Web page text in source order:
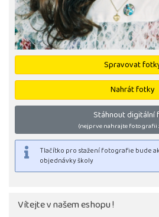
Spravovat
Nahrát fotky
Stáhnout digitální
(nejprve nahrajte fotografii
Vítejte v našem eshopu !